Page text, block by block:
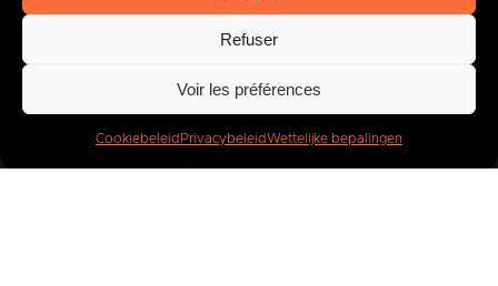
Refuser
Voir les préférences
Cookiebeleid PrivacybeleidWettelijke bepalingen
400bedrijven.